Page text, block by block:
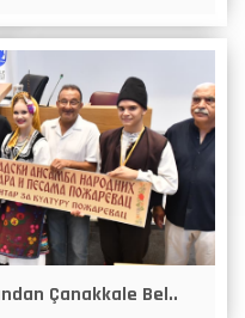
Çanakkale Bel..